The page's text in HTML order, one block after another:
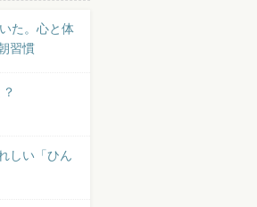
た。心と体
習慣
しい「ひん